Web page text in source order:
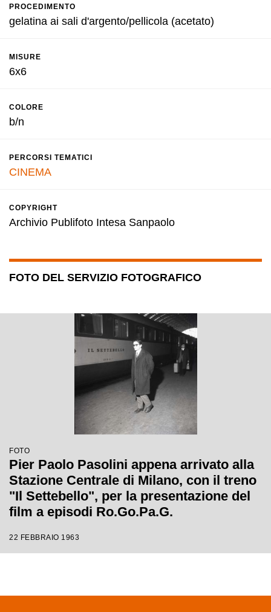
PROCEDIMENTO
gelatina ai sali d'argento/pellicola (acetato)
MISURE
6x6
COLORE
b/n
PERCORSI TEMATICI
CINEMA
COPYRIGHT
Archivio Publifoto Intesa Sanpaolo
FOTO DEL SERVIZIO FOTOGRAFICO
FOTO
Pier Paolo Pasolini appena arrivato alla
Stazione Centrale di Milano, con il treno
"Il Settebello", per la presentazione del
film a episodi Ro.Go.Pa.G.
22 FEBBRAIO 1963